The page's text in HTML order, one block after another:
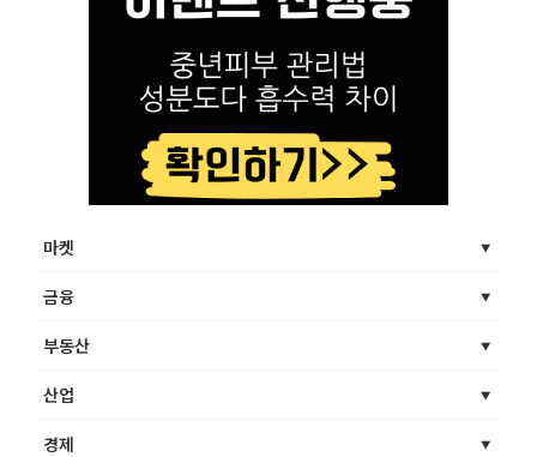
마켓
금융
부동산
산업
경제